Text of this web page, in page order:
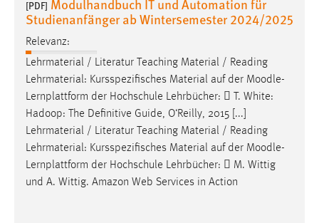
[PDF] Modulhandbuch IT und Automation für
Studienanfänger ab Wintersemester 2024/2025
Relevanz:
Lehrmaterial / Literatur Teaching Material / Reading
Lehrmaterial: Kursspezifisches Material auf der Moodle-
Lernplattform der Hochschule Lehrbücher:  T. White:
Hadoop: The Definitive Guide, O‘Reilly, 2015 [...]
Lehrmaterial / Literatur Teaching Material / Reading
Lehrmaterial: Kursspezifisches Material auf der Moodle-
Lernplattform der Hochschule Lehrbücher:  M. Wittig
und A. Wittig. Amazon Web Services in Action